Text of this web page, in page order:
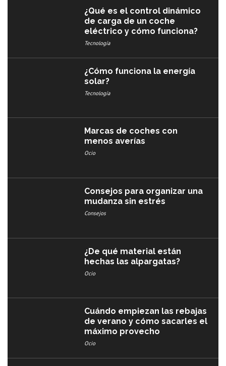
¿Qué es el control dinámico
de carga de un coche
eléctrico y cómo funciona?
Tecnología
¿Cómo funciona la energía
solar?
Tecnología
Marcas de coches con
menos averías​
Ocio
Consejos para organizar una
mudanza sin estrés
Consejos
¿De qué material están
hechas las alpargatas?
Ocio
Cuándo empiezan las rebajas
de verano y cómo sacarles el
máximo provecho
Ocio